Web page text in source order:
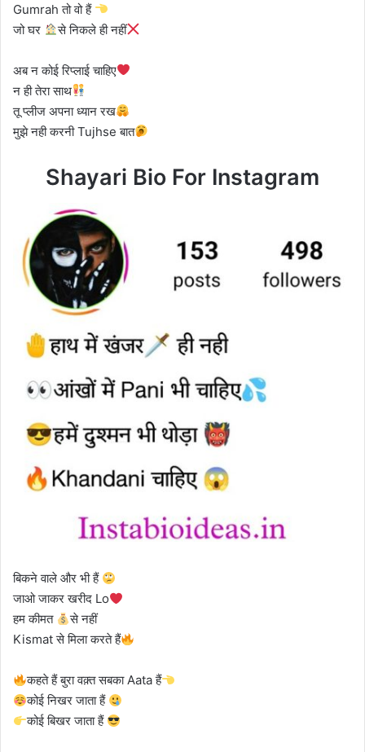
Gumrah तो वो हैं
जो घर
से निकले ही नहीं
अब न कोई रिप्लाई चाहिए
न ही तेरा साथ
तू प्लीज अपना ध्यान रख
मुझे नही करनी Tujhse बात
Shayari Bio For Instagram
बिकने वाले और भी हैं
जाओ जाकर खरीद Lo
हम कीमत
से नहीं
Kismat से मिला करते हैं
कहते हैं बुरा वक़्त सबका Aata हैं
कोई निखर जाता हैं
कोई बिखर जाता हैं